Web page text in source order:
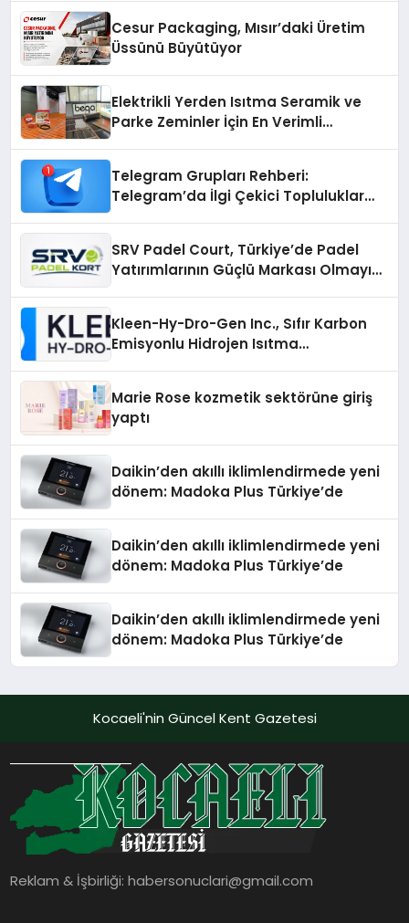
Cesur Packaging, Mısır’daki Üretim
Üssünü Büyütüyor
Elektrikli Yerden Isıtma Seramik ve
Parke Zeminler İçin En Verimli
Telegram Grupları Rehberi:
Telegram’da İlgi Çekici Topluluklar
SRV Padel Court, Türkiye’de Padel
Yatırımlarının Güçlü Markası Olmayı
Kleen-Hy-Dro-Gen Inc., Sıfır Karbon
Emisyonlu Hidrojen Isıtma
Marie Rose kozmetik sektörüne giriş
yaptı
Daikin’den akıllı iklimlendirmede yeni
dönem: Madoka Plus Türkiye’de
Daikin’den akıllı iklimlendirmede yeni
dönem: Madoka Plus Türkiye’de
Daikin’den akıllı iklimlendirmede yeni
dönem: Madoka Plus Türkiye’de
Kocaeli'nin Güncel Kent Gazetesi
Reklam & İşbirliği:habersonuclari@gmail.com